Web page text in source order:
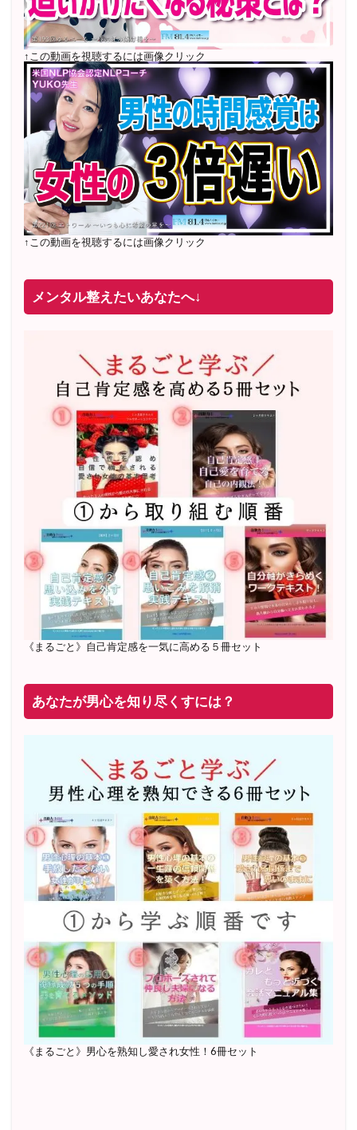
セッションを受けて本当によかった！！(匿名・女性)
2022年4月 米国NLP協会認定NLPコーチ及び日本NLP能
力開発協会認定NLPコーチ資格取得
2022年2月〜6月 男性心理グループレッスン 20名様
20年8月〜25年3月 少人数制６ヶ月フルサポート 累計
71名 随時満席
2019年6月 恋愛コーチとして活動を開始
↑この動画を視聴するには画像クリック
↑この動画を視聴するには画像クリック
メンタル整えたいあなたへ↓
《まるごと》自己肯定感を一気に高める５冊セット
あなたが男心を知り尽くすには？
《まるごと》男心を熟知し愛され女性！6冊セット